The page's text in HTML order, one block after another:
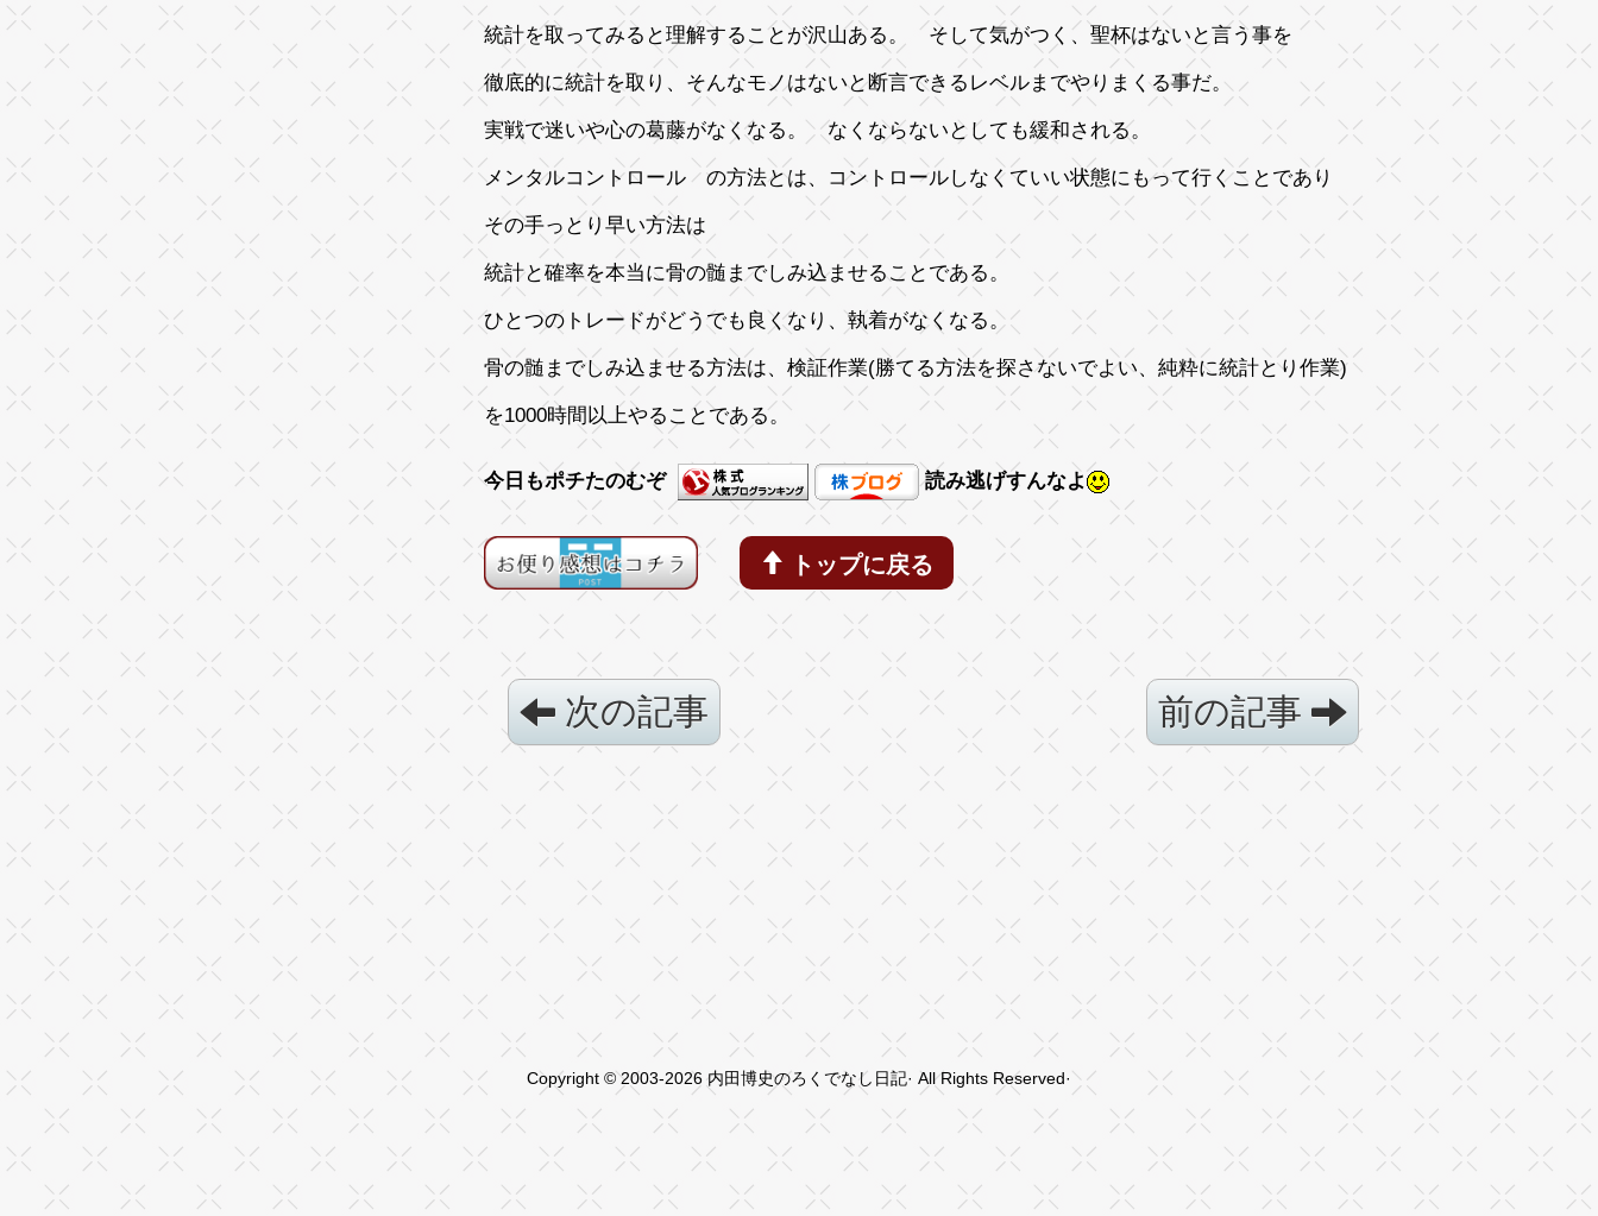
統計を取ってみると理解することが沢山ある。 そして気がつく、聖杯はないと言う事を
徹底的に統計を取り、そんなモノはないと断言できるレベルまでやりまくる事だ。
実戦で迷いや心の葛藤がなくなる。 なくならないとしても緩和される。
メンタルコントロール の方法とは、コントロールしなくていい状態にもって行くことであり
その手っとり早い方法は
統計と確率を本当に骨の髄までしみ込ませることである。
ひとつのトレードがどうでも良くなり、執着がなくなる。
骨の髄までしみ込ませる方法は、検証作業(勝てる方法を探さないでよい、純粋に統計とり作業)
を1000時間以上やることである。
今日もポチたのむぞ 読み逃げすんなよ
トップに戻る
次の記事 前の記事
Copyright © 2003-2026 内田博史のろくでなし日記· All Rights Reserved·